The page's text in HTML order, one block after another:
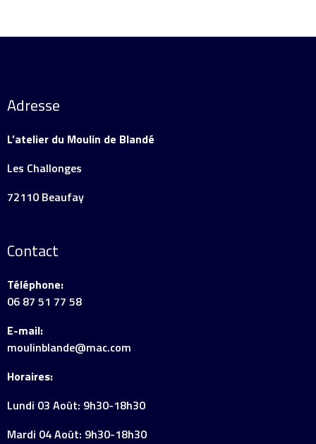
Adresse
L’atelier du Moulin de Blandé
Les Challonges
72110 Beaufay
Contact
Téléphone:
06 87 51 77 58
E-mail:
moulinblande@mac.com
Horaires:
Lundi 03 Août: 9h30-18h30
Mardi 04 Août: 9h30-18h30